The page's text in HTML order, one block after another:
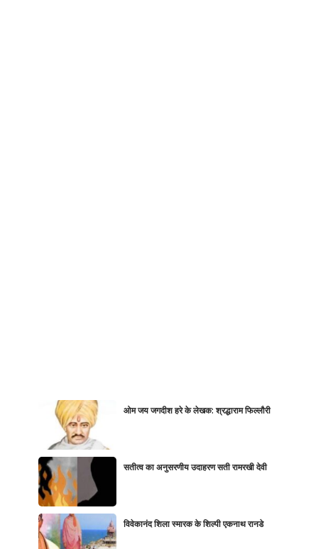
ओम जय जगदीश हरे के लेखक: श्रद्धाराम फिल्लौरी
सतीत्व का अनुसरणीय उदाहरण सती रामरखी देवी
विवेकानंद शिला स्मारक के शिल्पी एकनाथ रानडे